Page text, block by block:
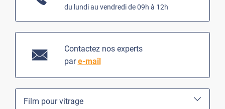
du lundi au vendredi de 09h à 12h
Contactez nos experts
pare-mail
Film pour vitrage